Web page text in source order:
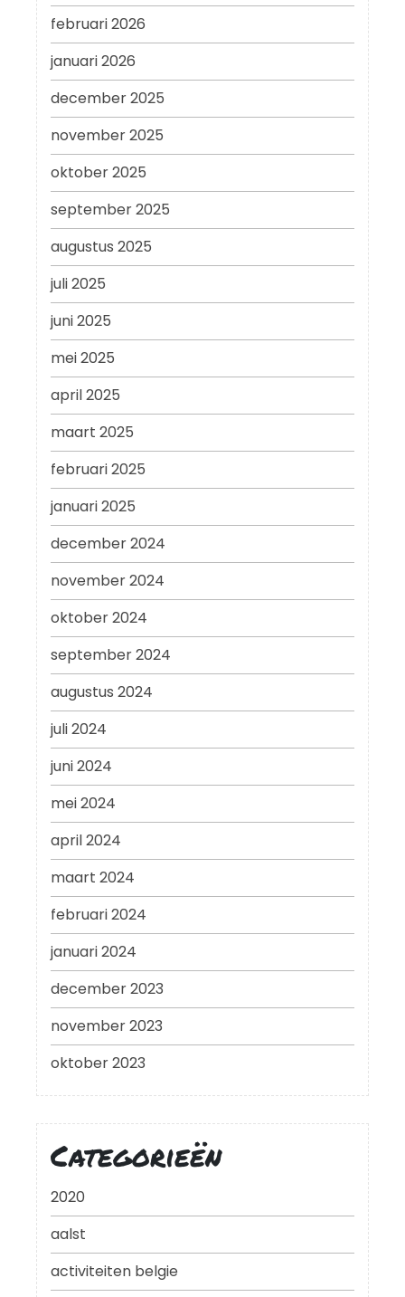
februari 2026
januari 2026
december 2025
november 2025
oktober 2025
september 2025
augustus 2025
juli 2025
juni 2025
mei 2025
april 2025
maart 2025
februari 2025
januari 2025
december 2024
november 2024
oktober 2024
september 2024
augustus 2024
juli 2024
juni 2024
mei 2024
april 2024
maart 2024
februari 2024
januari 2024
december 2023
november 2023
oktober 2023
Categorieën
2020
aalst
activiteiten belgie